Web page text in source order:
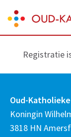
to
content
Oud-
Registratie
Oud-
Koningin
3818 HN